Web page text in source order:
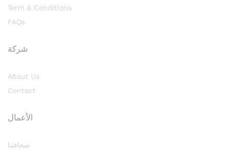
Term & Conditions
FAQs
شركة
About Us
Contact
الأعمال
صحافتنا